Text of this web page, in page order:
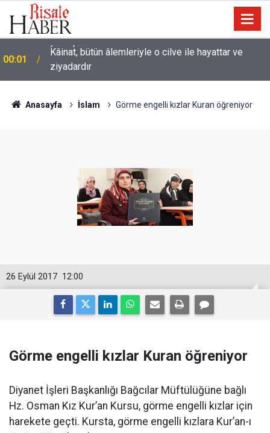
00:01
Kâinat, bütün âlemleriyle o cilve ile hayattar ve
ziyadardır
Anasayfa İslam Görme engelli kızlar Kuran öğreniyor
12:00
26 Eylül 2017
Görme engelli kızlar Kuran öğreniyor
Diyanet İşleri Başkanlığı Bağcılar Müftülüğüne bağlı
Hz. Osman Kız Kur’an Kursu, görme engelli kızlar için
harekete geçti. Kursta, görme engelli kızlara Kur’an-ı